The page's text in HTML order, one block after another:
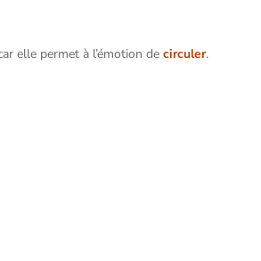
elle permet à l’émotion de circuler.